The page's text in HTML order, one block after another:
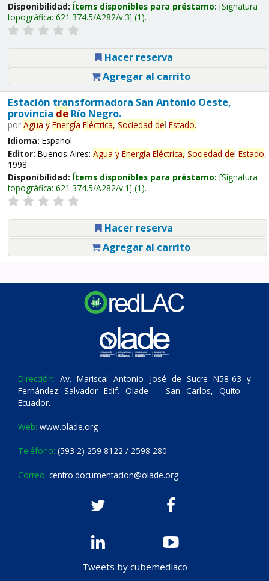
Disponibilidad: Ítems disponibles para préstamo: Signatura
topográfica: 621.374.5/A282/v.3 (1).
Hacer reserva
Agregar al carrito
Estación transformadora San Antonio Oeste,
provincia deRío Negro.
por Agua y Energía Eléctrica, Sociedad del Estado.
Idioma: Español
Editor: Buenos Aires: Agua y Energía Eléctrica, Sociedad del Estado,
1998
Disponibilidad: Ítems disponibles para préstamo: Signatura
topográfica: 621.374.5/A282/v.1 (1).
Hacer reserva
Agregar al carrito
Dirección: Av. Mariscal Antonio José de Sucre N58-63 y
Fernández Salvador Edif. Olade – San Carlos, Quito –
Ecuador.
Web: www.olade.org
Teléfono: (593 2) 259 8122 / 2598 280
Correo: centro.documentacion@olade.org
Tweets by cubemediaco